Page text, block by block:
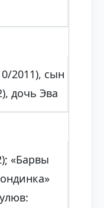
2011), сын
дочь Эва
«Барвы